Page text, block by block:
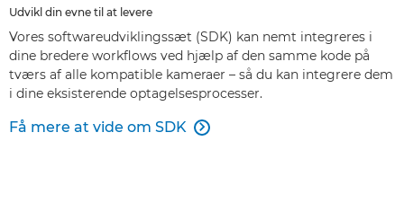
Udvikl din evne til at levere
Vores softwareudviklingssæt (SDK) kan nemt integreres i
dine bredere workflows ved hjælp af den samme kode på
tværs af alle kompatible kameraer – så du kan integrere dem
i dine eksisterende optagelsesprocesser.
Få mere at vide om SDK 